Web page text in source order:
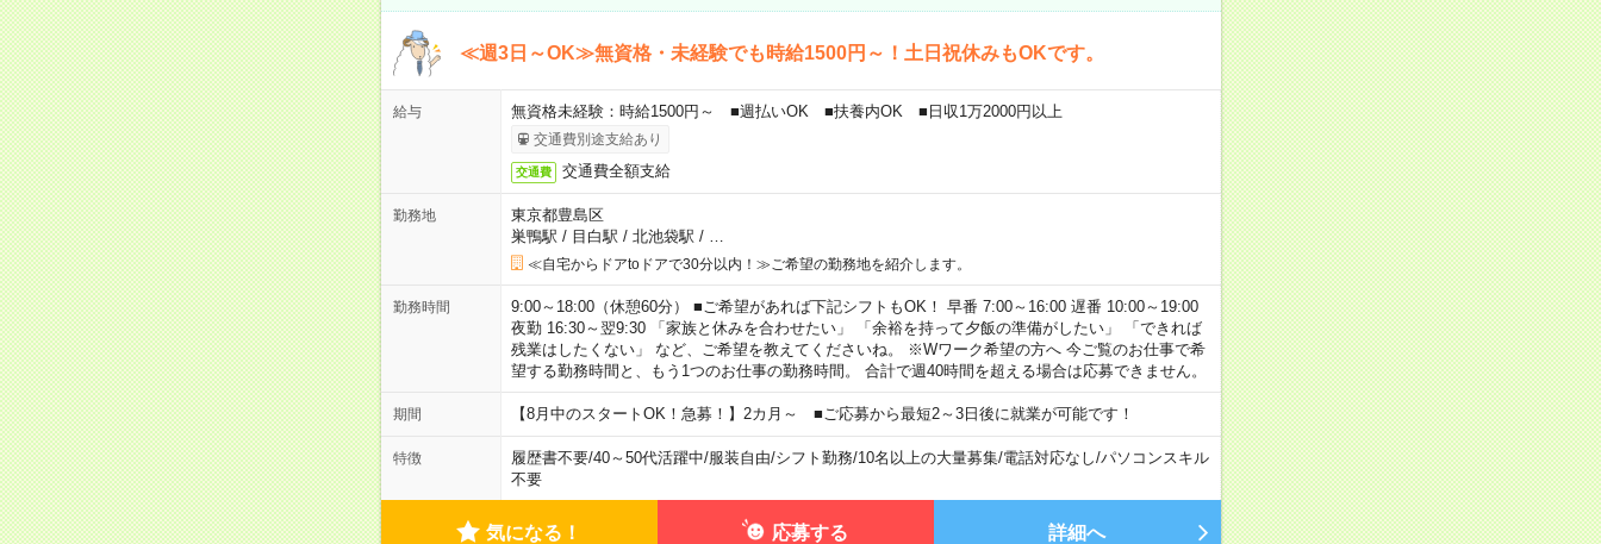
≪週3日～OK≫無資格・未経験でも時給1500円～！土日祝休みもOKです。
給与 無資格未経験：時給1500円～ ■週払いOK ■扶養内OK ■日収1万2000円以上
交通費別途支給あり
交通費 交通費全額支給
勤務地
東京都豊島区
巣鴨駅 / 目白駅 / 北池袋駅 / …
≪自宅からドアtoドアで30分以内！≫ご希望の勤務地を紹介します。
勤務時間
9:00～18:00（休憩60分） ■ご希望があれば下記シフトもOK！ 早番 7:00～16:00 遅番 10:00～19:00
夜勤 16:30～翌9:30 「家族と休みを合わせたい」 「余裕を持って夕飯の準備がしたい」 「できれば
残業はしたくない」 など、ご希望を教えてくださいね。 ※Wワーク希望の方へ 今ご覧のお仕事で希
望する勤務時間と、もう1つのお仕事の勤務時間。 合計で週40時間を超える場合は応募できません。
期間 【8月中のスタートOK！急募！】2カ月～ ■ご応募から最短2～3日後に就業が可能です！
特徴 履歴書不要/40～50代活躍中/服装自由/シフト勤務/10名以上の大量募集/電話対応なし/パソコンスキル
不要
気になる！ 応募する 詳細へ